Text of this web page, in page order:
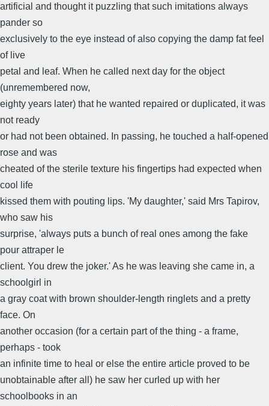
artificial and thought it puzzling that such imitations always
pander so
exclusively to the eye instead of also copying the damp fat feel
of live
petal and leaf. When he called next day for the object
(unremembered now,
eighty years later) that he wanted repaired or duplicated, it was
not ready
or had not been obtained. In passing, he touched a half-opened
rose and was
cheated of the sterile texture his fingertips had expected when
cool life
kissed them with pouting lips. 'My daughter,' said Mrs Tapirov,
who saw his
surprise, 'always puts a bunch of real ones among the fake
pour attraper le
client. You drew the joker.' As he was leaving she came in, a
schoolgirl in
a gray coat with brown shoulder-length ringlets and a pretty
face. On
another occasion (for a certain part of the thing - a frame,
perhaps - took
an infinite time to heal or else the entire article proved to be
unobtainable after all) he saw her curled up with her
schoolbooks in an